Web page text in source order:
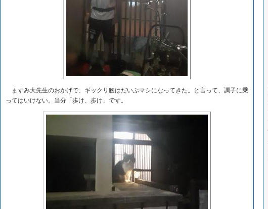
ますみ大先生のおかげで、ギックリ腰はだいぶマシになってきた。と言って、調子に乗
ってはいけない。当分「歩け、歩け」です。